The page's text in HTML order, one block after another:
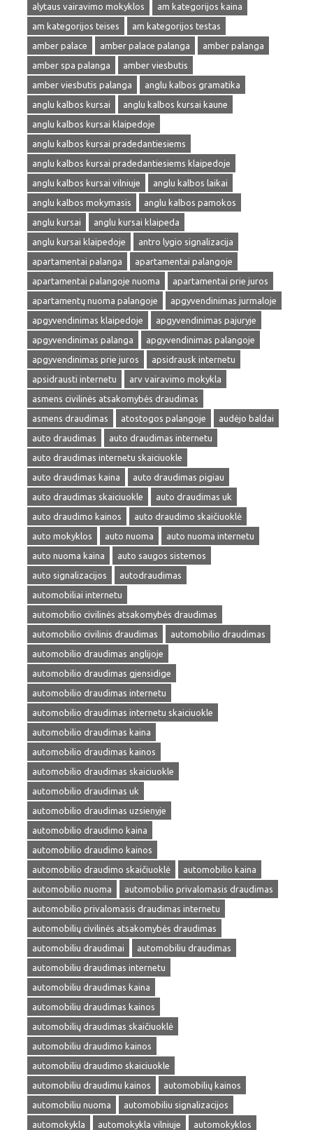
alytaus vairavimo mokyklos
am kategorijos kaina
am kategorijos teises
am kategorijos testas
amber palace
amber palace palanga
amber palanga
amber spa palanga
amber viesbutis
amber viesbutis palanga
anglu kalbos gramatika
anglu kalbos kursai
anglu kalbos kursai kaune
anglu kalbos kursai klaipedoje
anglu kalbos kursai pradedantiesiems
anglu kalbos kursai pradedantiesiems klaipedoje
anglu kalbos kursai vilniuje
anglu kalbos laikai
anglu kalbos mokymasis
anglu kalbos pamokos
anglu kursai
anglu kursai klaipeda
anglu kursai klaipedoje
antro lygio signalizacija
apartamentai palanga
apartamentai palangoje
apartamentai palangoje nuoma
apartamentai prie juros
apartamentų nuoma palangoje
apgyvendinimas jurmaloje
apgyvendinimas klaipedoje
apgyvendinimas pajuryje
apgyvendinimas palanga
apgyvendinimas palangoje
apgyvendinimas prie juros
apsidrausk internetu
apsidrausti internetu
arv vairavimo mokykla
asmens civilinės atsakomybės draudimas
asmens draudimas
atostogos palangoje
audėjo baldai
auto draudimas
auto draudimas internetu
auto draudimas internetu skaiciuokle
auto draudimas kaina
auto draudimas pigiau
auto draudimas skaiciuokle
auto draudimas uk
auto draudimo kainos
auto draudimo skaičiuoklė
auto mokyklos
auto nuoma
auto nuoma internetu
auto nuoma kaina
auto saugos sistemos
auto signalizacijos
autodraudimas
automobiliai internetu
automobilio civilinės atsakomybės draudimas
automobilio civilinis draudimas
automobilio draudimas
automobilio draudimas anglijoje
automobilio draudimas gjensidige
automobilio draudimas internetu
automobilio draudimas internetu skaiciuokle
automobilio draudimas kaina
automobilio draudimas kainos
automobilio draudimas skaiciuokle
automobilio draudimas uk
automobilio draudimas uzsienyje
automobilio draudimo kaina
automobilio draudimo kainos
automobilio draudimo skaičiuoklė
automobilio kaina
automobilio nuoma
automobilio privalomasis draudimas
automobilio privalomasis draudimas internetu
automobilių civilinės atsakomybės draudimas
automobiliu draudimai
automobiliu draudimas
automobiliu draudimas internetu
automobiliu draudimas kaina
automobiliu draudimas kainos
automobilių draudimas skaičiuoklė
automobiliu draudimo kainos
automobiliu draudimo skaiciuokle
automobiliu draudimu kainos
automobilių kainos
automobiliu nuoma
automobiliu signalizacijos
automokykla
automokykla vilniuje
automokyklos